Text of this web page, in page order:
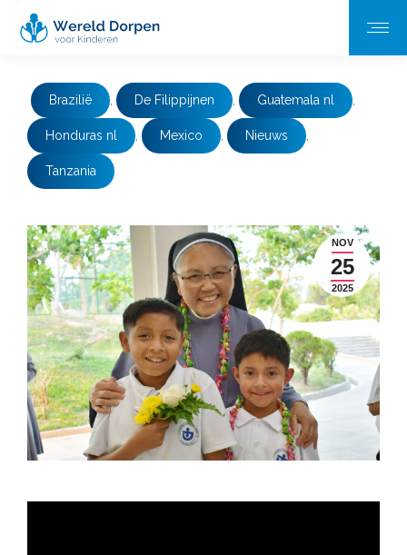
NOV
25
2025
Brazilië De Filippijnen Guatemala nl
Honduras nl Mexico Nieuws
Tanzania